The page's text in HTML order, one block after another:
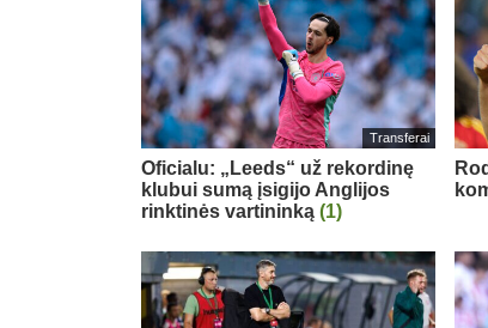
Transferai
Oficialu: „Leeds“ už rekordinę
klubui sumą įsigijo Anglijos
rinktinės vartininką (1)